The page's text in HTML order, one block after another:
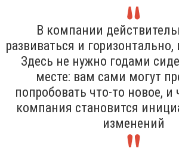
В компании
развиваться и
Здесь не нужно годами
месте: вам сами могут
попробовать что-то новое,
компания становится
изменений